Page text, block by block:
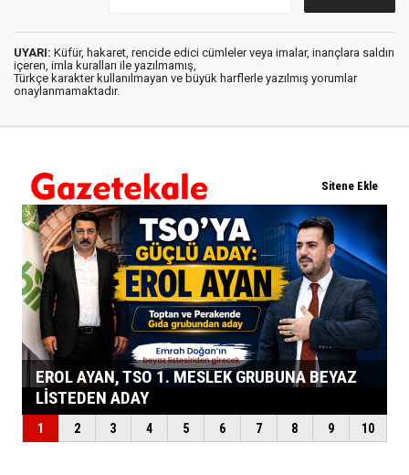
UYARI: Küfür, hakaret, rencide edici cümleler veya imalar, inançlara saldırı
içeren, imla kuralları ile yazılmamış,
Türkçe karakter kullanılmayan ve büyük harflerle yazılmış yorumlar
onaylanmamaktadır.